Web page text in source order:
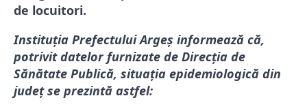
de locuitori.
Instituția Prefectului Argeș informează că,
potrivit datelor furnizate de Direcția de
Sănătate Publică, situația epidemiologică din
județ se prezintă astfel: